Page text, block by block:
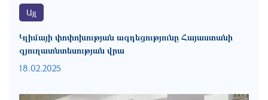
Այլ
Կլիմայի փոփոխության ազդեցությունը Հայաստանի
գյուղատնտեսության վրա
18.02.2025